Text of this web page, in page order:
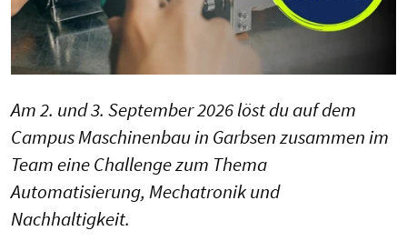
Am 2. und 3. September 2026 löst du auf dem
Campus Maschinenbau in Garbsen zusammen im
Team eine Challenge zum Thema
Automatisierung, Mechatronik und
Nachhaltigkeit.